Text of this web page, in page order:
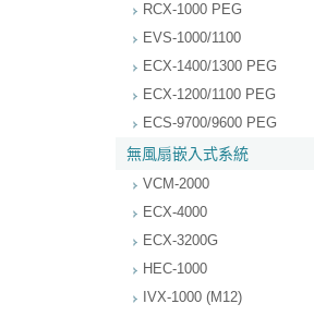
RCX-1000 PEG
EVS-1000/1100
ECX-1400/1300 PEG
ECX-1200/1100 PEG
ECS-9700/9600 PEG
無風扇嵌入式系統
VCM-2000
ECX-4000
ECX-3200G
HEC-1000
IVX-1000 (M12)